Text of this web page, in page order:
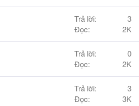
Trả lời
3
Đọc
2K
Trả lời
0
Đọc
2K
Trả lời
3
Đọc
3K